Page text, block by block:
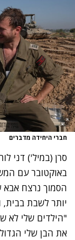
חברי היחידה מדברים
באוקטובר עם
הסמוך נרצח אבא
יותר לשבת
"הילדים שלי לא